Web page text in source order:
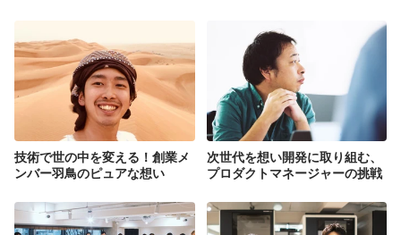
技術で世の中を変える！創業メ
ンバー羽鳥のピュアな想い
次世代を想い開発に取り組む、
プロダクトマネージャーの挑戦